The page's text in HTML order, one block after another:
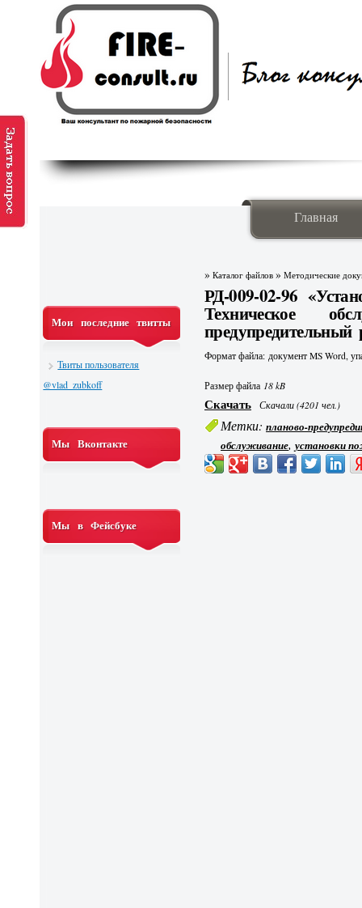
Главная
»Каталог файлов »Методические
РД-009-02-96
Техническое
предупредительный
Формат файла: документ MS Word,
Размер файла 18 kB
Скачать Скачали (4201 чел.)
Метки:планово-
обслуживание,установки
Мои последние твитты
Твиты пользователя
@vlad_zubkoff
Мы Вконтакте
Мы в Фейсбуке